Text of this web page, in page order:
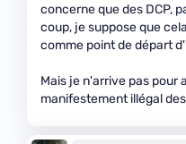
concerne que des DCP,
coup, je suppose que
comme point de départ
Mais je n'arrive pas pour
manifestement illégal